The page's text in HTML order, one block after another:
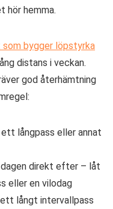
hör hemma.
bygger löpstyrka
distans i veckan.
god återhämtning
långpass eller annat
direkt efter – låt
eller en vilodag
långt intervallpass